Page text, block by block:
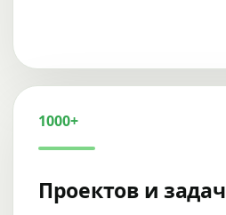
1000+
Проектов и задач